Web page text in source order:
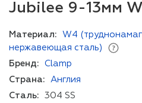
Jubilee 9-13мм
Материал:
W4
нержавеющая сталь)
Бренд:
Clamp
Страна:
Англия
Сталь:
304 SS